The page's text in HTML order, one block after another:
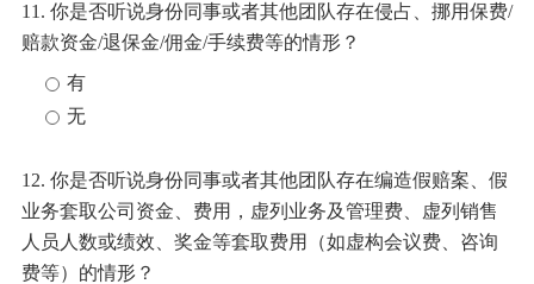
11. 你是否听说身份同事或者其他团队存在侵占、挪用保费/
赔款资金/退保金/佣金/手续费等的情形？
有
无
12. 你是否听说身份同事或者其他团队存在编造假赔案、假
业务套取公司资金、费用，虚列业务及管理费、虚列销售
人员人数或绩效、奖金等套取费用（如虚构会议费、咨询
费等）的情形？